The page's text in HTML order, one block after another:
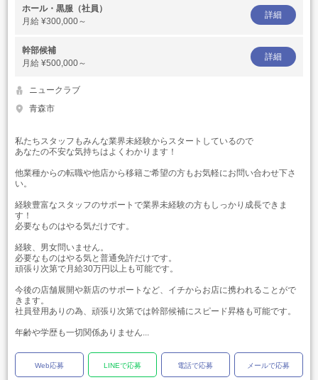
ホール・黒服（社員）
月給 ¥300,000～
詳細
幹部候補
月給 ¥500,000～
詳細
ニュークラブ
青森市
私たちスタッフもみんな業界未経験からスタートしているので
あなたの不安な気持ちはよくわかります！
他業種からの転職や他店から移籍ご希望の方もお気軽にお問い合わせ下さ
い。
経験豊富なスタッフのサポートで業界未経験の方もしっかり成長できま
す！
必要なものはやる気だけです。
経験、男女問いません。
必要なものはやる気と普通免許だけです。
頑張り次第で月給30万円以上も可能です。
今後の店舗展開や新店のサポートなど、イチからお店に携われることがで
きます。
社員登用ありの為、頑張り次第では幹部候補にスピード昇格も可能です。
年齢や学歴も一切関係ありません...
Web応募 LINEで応募 電話で応募 メールで応募